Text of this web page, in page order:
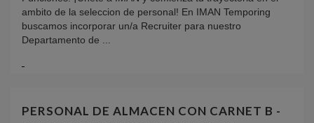
ambito de la seleccion de personal! En IMAN Temporing
buscamos incorporar un/a Recruiter para nuestro
Departamento de ...
PERSONAL DE ALMACEN CON CARNET B -